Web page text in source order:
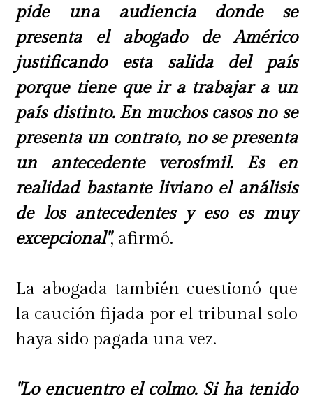
pide una audiencia donde se
presenta el abogado de Américo
justificando esta salida del país
porque tiene que ir a trabajar a un
país distinto. En muchos casos no se
presenta un contrato, no se presenta
un antecedente verosímil. Es en
realidad bastante liviano el análisis
de los antecedentes y eso es muy
excepcional", afirmó.
La abogada también cuestionó que
la caución fijada por el tribunal solo
haya sido pagada una vez.
"Lo encuentro el colmo. Si ha tenido